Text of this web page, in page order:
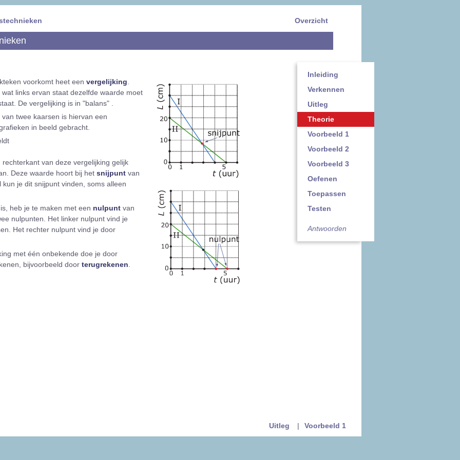
Overzicht
voorkomt heet een vergelijking
links ervan staat dezelfde waarde moet
De vergelijking is in "balans" .
twee kaarsen is hiervan een
in beeld gebracht.
rechterkant van deze vergelijking gelijk
Deze waarde hoort bij het snijpunt van
je dit snijpunt vinden, soms alleen
is, heb je te maken met een nulpunt van
nulpunten. Het linker nulpunt vind je
Het rechter nulpunt vind je door
met één onbekende doe je door
bijvoorbeeld door terugrekenen
Inleiding
Verkennen
Uitleg
Theorie
Voorbeeld 1
Voorbeeld 2
Voorbeeld 3
Oefenen
Toepassen
Testen
Antwoorden
Voorbeeld 1
|
Uitleg